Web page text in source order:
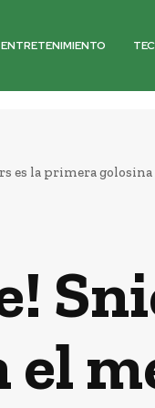
ENTRETENIMIENTO
es la primera